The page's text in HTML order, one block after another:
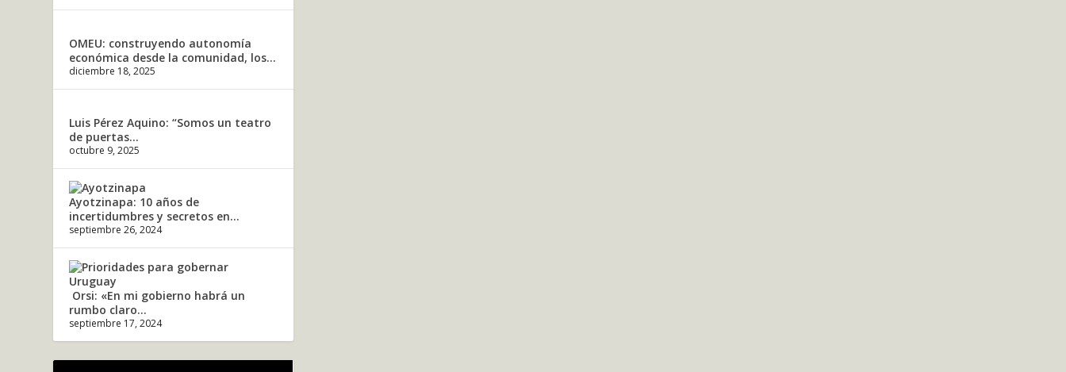
OMEU: construyendo autonomía
económica desde la comunidad, los...
diciembre 18, 2025
Luis Pérez Aquino: “Somos un teatro
de puertas...
octubre 9, 2025
Ayotzinapa: 10 años de
incertidumbres y secretos en...
septiembre 26, 2024
Orsi: «En mi gobierno habrá un
rumbo claro...
septiembre 17, 2024